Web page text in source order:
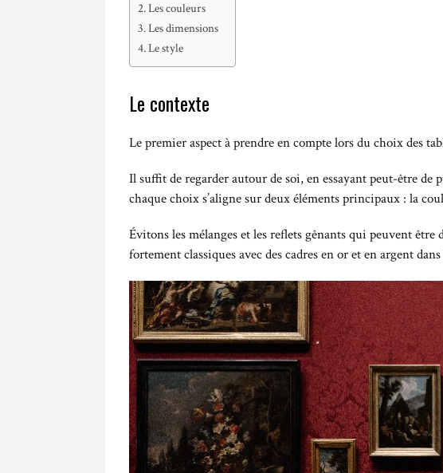
Les couleurs
Les dimensions
Le style
Le contexte
Le premier aspect à prendre en compte lors du choix des
Il suffit de regarder autour de soi, en essayant peut-être de
chaque choix s’aligne sur deux éléments principaux : la
Évitons les mélanges et les reflets gênants qui peuvent
fortement classiques avec des cadres en or et en argent